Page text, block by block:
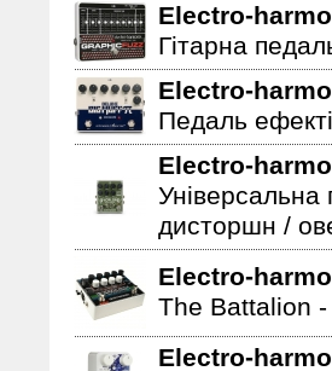
Electro-
Гітарна
Electro-
Педаль
Electro-
Універсальна
дисторшн /
Electro-
The Battalion -
Electro-